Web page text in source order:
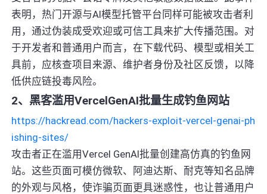
表明，热门开源与AI模型托管平台同样可能被攻击者利
用，通过伪装成受欢迎或可信工具来扩大传播范围。对
于开发者和普通用户而言，在下载代码、模型或相关工
具前，应核查项目来源、维护者身份及社区反馈，以降
低供应链投毒风险。
2、黑客滥用VercelGenAI批量生成钓鱼网站
https://hackread.com/hackers-exploit-vercel-genai-ph
ishing-sites/
攻击者正在滥用Vercel GenAI批量创建高仿真的钓鱼网
站。这些页面可模仿微软、阿迪达斯、耐克等知名品牌
的外观与风格，使诈骗页面更具迷惑性，也让普通用户